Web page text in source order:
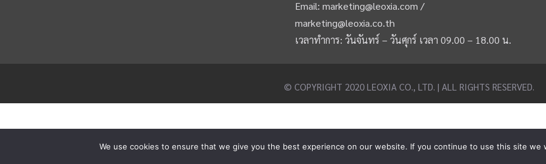
Email:marketing@leoxia.com /
marketing@leoxia.co.th
เวลาทำการ: วันจันทร์ – วันศุกร์ เวลา 09.00 – 18.00 น.
© COPYRIGHT 2020 LEOXIA CO., LTD. | ALL RIGHTS RESERVED.
We use cookies to ensure that we give you the best experience on our website. If you continue to use this site we